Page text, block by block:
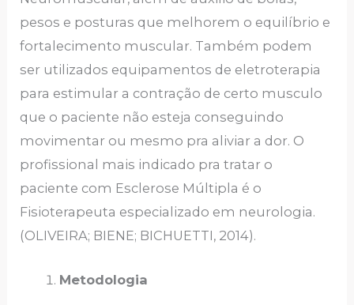
pesos e posturas que melhorem o equilíbrio e
fortalecimento muscular. Também podem
ser utilizados equipamentos de eletroterapia
para estimular a contração de certo musculo
que o paciente não esteja conseguindo
movimentar ou mesmo pra aliviar a dor. O
profissional mais indicado pra tratar o
paciente com Esclerose Múltipla é o
Fisioterapeuta especializado em neurologia.
(OLIVEIRA; BIENE; BICHUETTI, 2014).
Metodologia